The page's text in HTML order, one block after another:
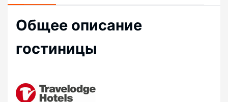
Общее описание
гостиницы